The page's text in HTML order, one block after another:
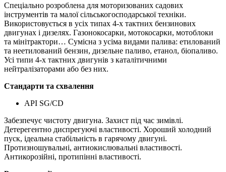
Спеціально розроблена для моторизованих садових
інструментів та малої сільськогосподарської техніки.
Використовується в усіх типах 4-х тактних бензинових
двигунах і дизелях. Газонокосарки, мотокосарки, мотоблоки
та мінітрактори… Сумісна з усіма видами палива: етилований
та неетилований бензин, дизельне паливо, етанол, біопаливо.
Усі типи 4-х тактних двигунів з каталітичними
нейтралізаторами або без них.
Стандарти та схвалення
API SG/CD
Забезпечує чистоту двигуна. Захист під час зимівлі.
Детерегентно диспрегуючі властивості. Хороший холодний
пуск, ідеальна стабільність в гарячому двигуні.
Протизношувальні, антиокислювальні властивості.
Антикорозійні, протипінні властивості.